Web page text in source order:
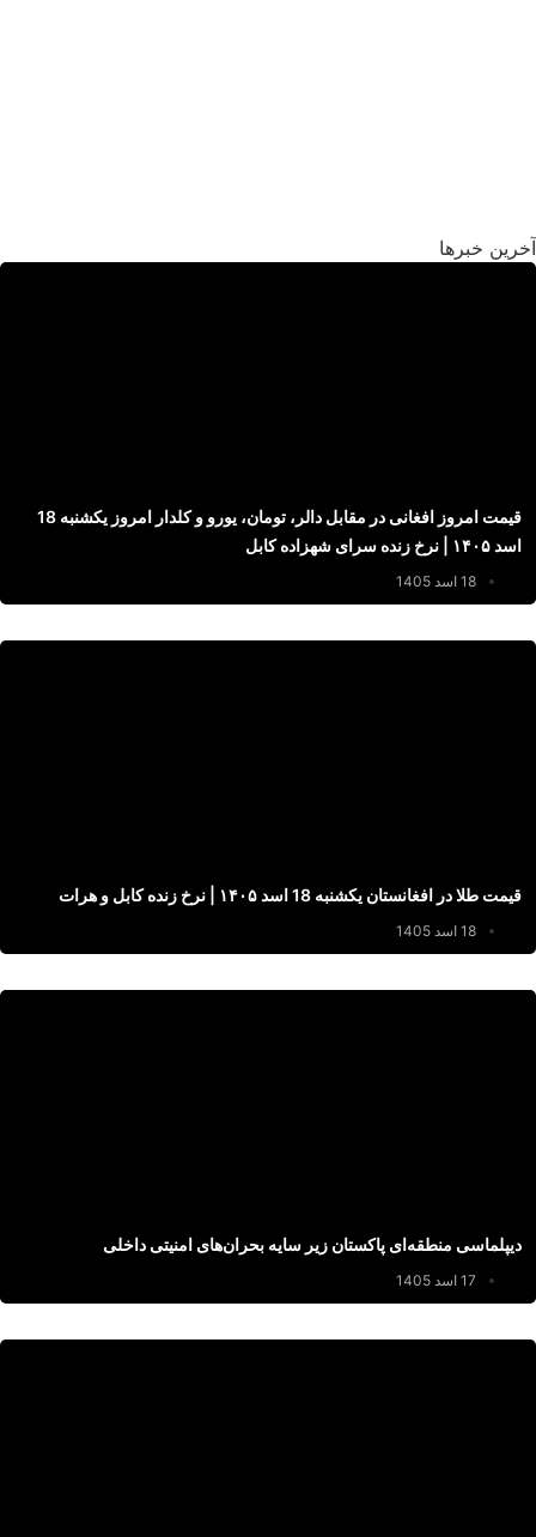
آخرین خبرها
قیمت امروز افغانی در مقابل دالر، تومان، یورو و کلدار امروز یکشنبه 18
اسد ۱۴۰۵ | نرخ زنده سرای شهزاده کابل
18 اسد 1405
قیمت طلا در افغانستان یکشنبه 18 اسد ۱۴۰۵ | نرخ زنده کابل و هرات
18 اسد 1405
دیپلماسی منطقه‌ای پاکستان زیر سایه بحران‌های امنیتی داخلی
17 اسد 1405